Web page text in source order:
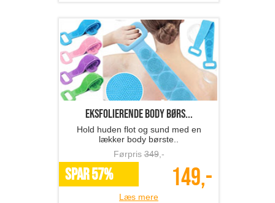
Eksfolierende body børs...
Hold huden flot og sund med en
lækker body børste..
Førpris349,-
SPAR 57% 149,-
Læs mere